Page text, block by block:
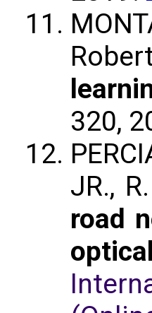
320,
JR.,
road